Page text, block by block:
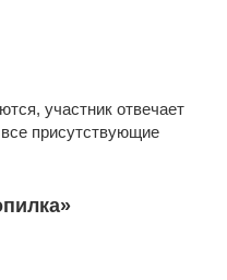
участник отвечает
присутствующие